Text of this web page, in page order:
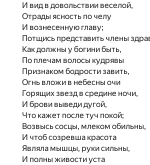
И вид в довольствии веселой,
Отрады ясность по челу
И вознесенную главу;
Потщись представить члены
Как должны у богини быть,
По плечам волосы кудрявы
Признаком бодрости завить,
Огнь вложи в небесны очи
Горящих звезд в средине ночи,
И брови выведи дугой,
Что кажет после туч покой;
Возвысь сосцы, млеком обильны,
И чтоб созревша красота
Являла мышцы, руки сильны,
И полны живости уста